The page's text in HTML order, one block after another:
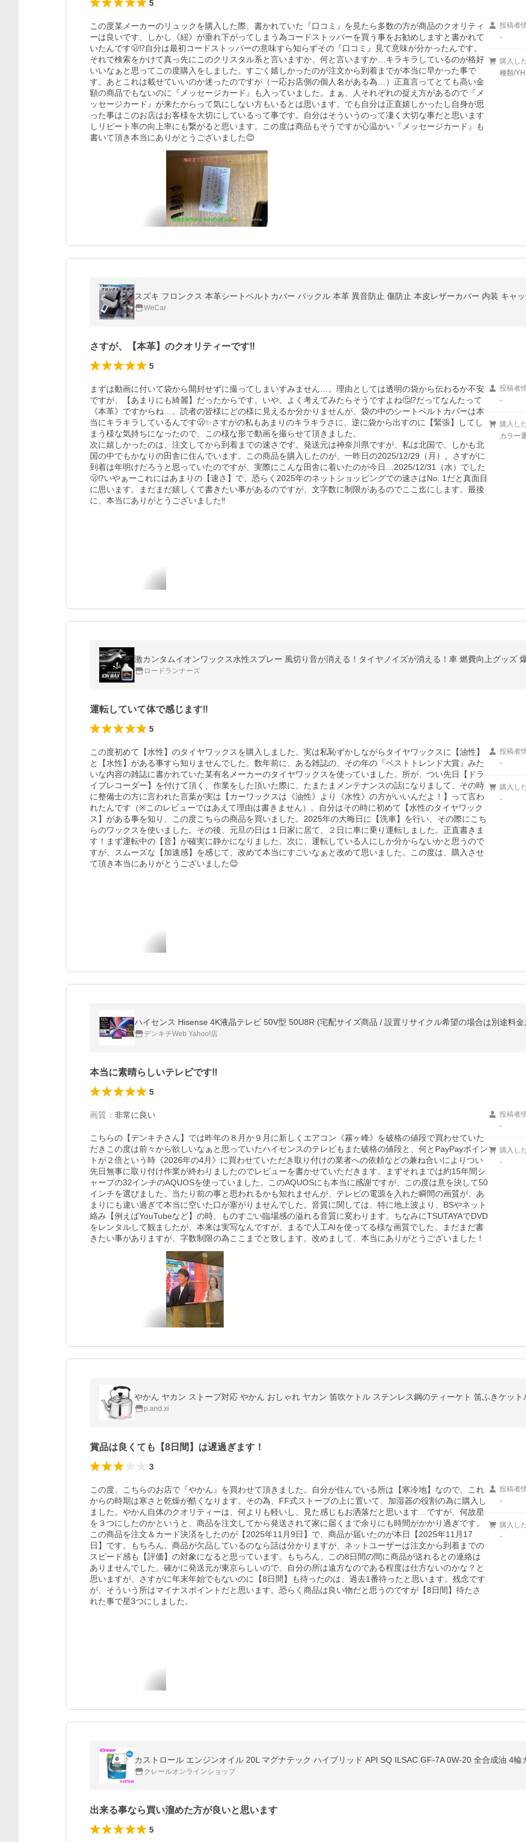
5
この度某メーカーのリュックを購入した際、書かれていた『口コミ』を見たら多数の方が商品のクオリティ
ーは良いです、しかし《紐》が垂れ下がってしまう為コードストッパーを買う事をお勧めしますと書かれて
いたんです🫢⁉️自分は最初コードストッパーの意味すら知らずその『口コミ』見て意味が分かったんです。
それで検索をかけて真っ先にこのクリスタル系と言いますか、何と言いますか…キラキラしているのが格好
いいなぁと思ってこの度購入をしました。すごく嬉しかったのが注文から到着までが本当に早かった事で
す。あとこれは載せていいのか迷ったのですが（一応お店側の個人名がある為…）正直言ってとても高い金
額の商品でもないのに『メッセージカード』も入っていました。まぁ、人それぞれの捉え方があるので『メ
ッセージカード』が来たからって気にしない方もいるとは思います。でも自分は正直嬉しかったし自身が思
った事はこのお店はお客様を大切にしているって事です。自分はそういうのって凄く大切な事だと思います
しリピート率の向上率にも繋がると思います。この度は商品もそうですが心温かい『メッセージカード』も
書いて頂き本当にありがとうございました😊
投稿者
-
購入し
種類/
スズキ フロンクス 本革シートベルトカバー バックル 本革 異音防止 傷防止 本皮レザーカバー 内装 キャ
WeCar
さすが、【本革】のクオリティーです‼️
5
まずは動画に付いて袋から開封せずに撮ってしまいすみません…。理由としては透明の袋から伝わるか不安
ですが、【あまりにも綺麗】だったからです。いや、よく考えてみたらそうですよね🤔⁉️だってなんたって
《本革》ですからね…。読者の皆様にどの様に見えるか分かりませんが、袋の中のシートベルトカバーは本
当にキラキラしているんです🫢✨さすがの私もあまりのキラキラさに、逆に袋から出すのに【緊張】してし
まう様な気持ちになったので、この様な形で動画を撮らせて頂きました。
次に嬉しかったのは、注文してから到着までの速さです。発送元は神奈川県ですが、私は北国で、しかも北
国の中でもかなりの田舎に住んでいます。この商品を購入したのが、一昨日の2025/12/29（月）。さすがに
到着は年明けだろうと思っていたのですが、実際にこんな田舎に着いたのが今日…2025/12/31（水）でした
🫢⁉️いやぁーこれにはあまりの【速さ】で、恐らく2025年のネットショッピングでの速さはNo. 1だと真面目
に思います。まだまだ嬉しくて書きたい事があるのですが、文字数に制限があるのでここ迄にします。最後
に、本当にありがとうございました‼️
投稿者
-
購入し
カラー
激カンタムイオンワックス水性スプレー 風切り音が消える！タイヤノイズが消える！車 燃費向上グッズ
ロードランナーズ
運転していて体で感じます‼️
5
この度初めて【水性】のタイヤワックスを購入しました。実は私恥ずかしながらタイヤワックスに【油性】
と【水性】がある事すら知りませんでした。数年前に、ある雑誌の、その年の『ベストトレンド大賞』みた
いな内容の雑誌に書かれていた某有名メーカーのタイヤワックスを使っていました。所が、つい先日【ドラ
イブレコーダー】を付けて頂く、作業をした頂いた際に、たまたまメンテナンスの話になりまして、その時
に整備士の方に言われた言葉が実は【カーワックスは《油性》より《水性》の方がいいんだよ！】って言わ
れたんです（※このレビューではあえて理由は書きません）。自分はその時に初めて【水性のタイヤワック
ス】がある事を知り、この度こちらの商品を買いました。2025年の大晦日に【洗車】を行い、その際にこち
らのワックスを使いました。その後、元旦の日は１日家に居て、２日に車に乗り運転しました。正直書きま
す！まず運転中の【音】が確実に静かになりました。次に、運転している人にしか分からないかと思うので
すが、スムーズな【加速感】を感じて、改めて本当にすごいなぁと改めて思いました。この度は、購入させ
て頂き本当にありがとうございました😊
投稿者
-
購入し
-
ハイセンス Hisense 4K液晶テレビ 50V型 50U8R (宅配サイズ商品 / 設置リサイクル希望の場合は別途料金
デンキチWeb Yahoo!店
本当に素晴らしいテレビです‼️
5
画質 ： 非常に良い
こちらの【デンキチさん】では昨年の８月か９月に新しくエアコン《霧ヶ峰》を破格の値段で買わせていた
だきこの度は前々から欲しいなぁと思っていたハイセンスのテレビもまた破格の値段と、何とPayPayポイン
トが２倍という時《2026年の4月》に買わせていただき取り付けの業者への依頼などの兼ね合いによりつい
先日無事に取り付け作業が終わりましたのでレビューを書かせていただきます。まずそれまでは約15年間シ
ャープの32インチのAQUOSを使っていました。このAQUOSにも本当に感謝ですが、この度は意を決して50
インチを選びました。当たり前の事と思われるかも知れませんが、テレビの電源を入れた瞬間の画質が、あ
まりにも違い過ぎて本当に空いた口が塞がりませんでした。音質に関しては、特に地上波より、BSやネット
絡み【例えばYouTubeなど】の時、ものすごい臨場感の溢れる音質に変わります。ちなみにTSUTAYAでDVD
をレンタルして観ましたが、本来は実写なんですが、まるで人工AIを使ってる様な画質でした。まだまだ書
きたい事がありますが、字数制限の為ここまでと致します。改めまして、本当にありがとうございました！
投稿者
-
購入し
-
p.and.xi
賞品は良くても【8日間】は遅過ぎます！
3
この度、こちらのお店で『やかん』を買わせて頂きました。自分が住んでいる所は【寒冷地】なので、これ
からの時期は寒さと乾燥が酷くなります。その為、FF式ストーブの上に置いて、加湿器の役割の為に購入し
ました。やかん自体のクオリティーは、何よりも軽いし、見た感じもお洒落だと思います…ですが、何故星
を３つにしたのかというと、商品を注文してから発送されて家に届くまで余りにも時間がかかり過ぎです。
この商品を注文＆カード決済をしたのが【2025年11月9日】で、商品が届いたのが本日【2025年11月17
日】です。もちろん、商品が欠品しているのなら話は分かりますが、ネットユーザーは注文から到着までの
スピード感も【評価】の対象になると思っています。もちろん、この8日間の間に商品が送れるとの連絡は
ありませんでした。確かに発送元が東京らしいので、自分の所は遠方なのである程度は仕方ないのかな？と
思いますが、さすがに年末年始でもないのに【8日間】も待ったのは、過去1番待ったと思います。残念です
が、そういう所はマイナスポイントだと思います。恐らく商品は良い物だと思うのですが【8日間】待たさ
れた事で星3つにしました。
投稿者
-
購入し
-
カストロール エンジンオイル 20L マグナテック ハイブリッド API SQ ILSAC GF-7A 0W-20 全合成油 4輪
クレールオンラインショップ
出来る事なら買い溜めた方が良いと思います
5